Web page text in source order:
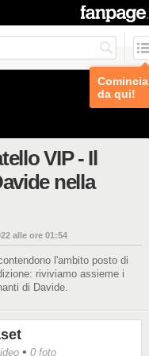
Comincia
da qui!
VIP - Il
nella
alle ore 01:54
l'ambito posto di
riviviamo assieme i
di Davide.
• 0 foto